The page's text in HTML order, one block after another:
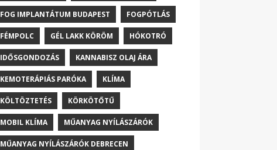
FOG IMPLANTÁTUM BUDAPEST FOGPÓTLÁS
FÉMPOLC GÉL LAKK KÖRÖM HÓKOTRÓ
IDŐSGONDOZÁS KANNABISZ OLAJ ÁRA
KEMOTERÁPIÁS PARÓKA KLÍMA
KÖLTÖZTETÉS KÖRKÖTŐTŰ
MOBIL KLÍMA MŰANYAG NYÍLÁSZÁRÓK
MŰANYAG NYÍLÁSZÁRÓK DEBRECEN